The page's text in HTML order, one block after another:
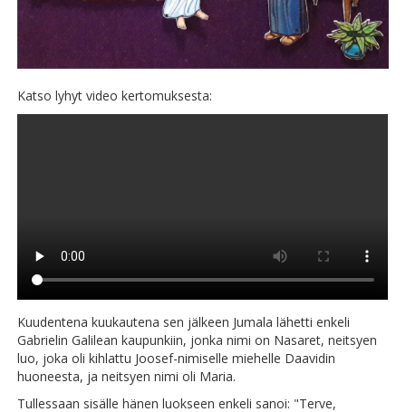
Katso lyhyt video kertomuksesta:
Kuudentena kuukautena sen jälkeen Jumala lähetti enkeli
Gabrielin Galilean kaupunkiin, jonka nimi on Nasaret, neitsyen
luo, joka oli kihlattu Joosef-nimiselle miehelle Daavidin
huoneesta, ja neitsyen nimi oli Maria.
Tullessaan sisälle hänen luokseen enkeli sanoi: "Terve,